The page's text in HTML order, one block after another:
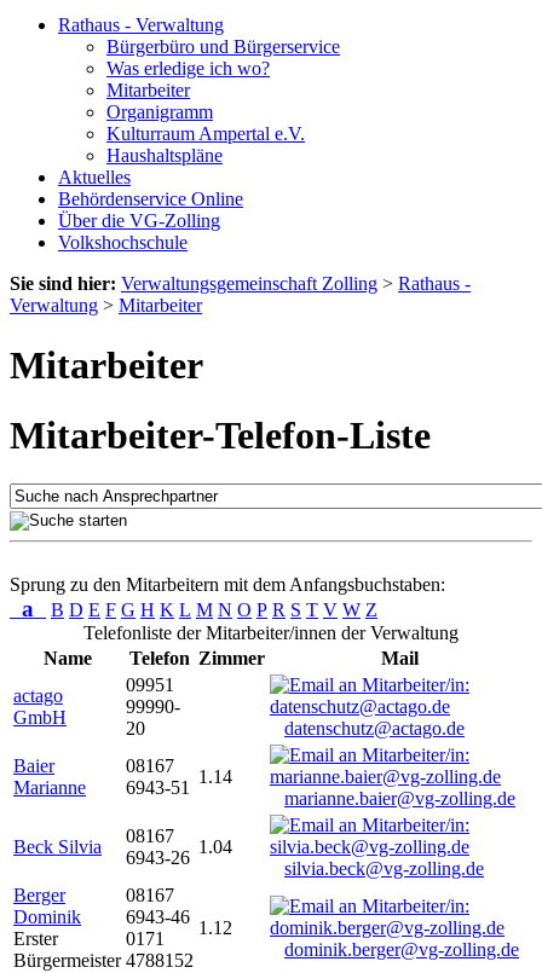
Rathaus - Verwaltung
Bürgerbüro und Bürgerservice
Was erledige ich wo?
Mitarbeiter
Organigramm
Kulturraum Ampertal e.V.
Haushaltspläne
Aktuelles
Behördenservice Online
Über die VG-Zolling
Volkshochschule
Sie sind hier: Verwaltungsgemeinschaft Zolling > Rathaus -
Verwaltung > Mitarbeiter
Mitarbeiter
Mitarbeiter-Telefon-Liste
Sprung zu den Mitarbeitern mit dem Anfangsbuchstaben:
a B D E F G H K L M N O P R S T V W Z
Telefonliste der Mitarbeiter/innen der Verwaltung
Name
Telefon Zimmer
Mail
actago
GmbH
09951
99990-
20
datenschutz@actago.de
Baier
Marianne
08167
6943-51
1.14
marianne.baier@vg-zolling.de
Beck Silvia
08167
6943-26
1.04
silvia.beck@vg-zolling.de
Berger
Dominik
Erster
Bürgermeister
08167
6943-46
0171
4788152
1.12
dominik.berger@vg-zolling.de